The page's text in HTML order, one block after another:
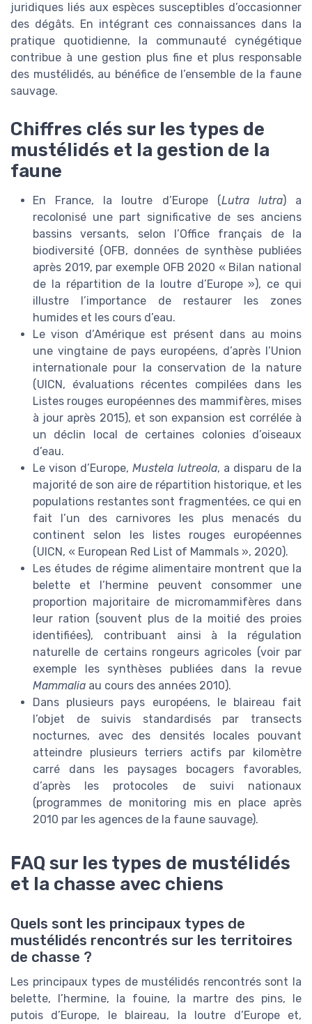
juridiques liés aux espèces susceptibles d’occasionner
des dégâts. En intégrant ces connaissances dans la
pratique quotidienne, la communauté cynégétique
contribue à une gestion plus fine et plus responsable
des mustélidés, au bénéfice de l’ensemble de la faune
sauvage.
Chiffres clés sur les types de
mustélidés et la gestion de la
faune
En France, la loutre d’Europe (Lutra lutra) a
recolonisé une part significative de ses anciens
bassins versants, selon l’Office français de la
biodiversité (OFB, données de synthèse publiées
après 2019, par exemple OFB 2020 « Bilan national
de la répartition de la loutre d’Europe »), ce qui
illustre l’importance de restaurer les zones
humides et les cours d’eau.
Le vison d’Amérique est présent dans au moins
une vingtaine de pays européens, d’après l’Union
internationale pour la conservation de la nature
(UICN, évaluations récentes compilées dans les
Listes rouges européennes des mammifères, mises
à jour après 2015), et son expansion est corrélée à
un déclin local de certaines colonies d’oiseaux
d’eau.
Le vison d’Europe,Mustela lutreola, a disparu de la
majorité de son aire de répartition historique, et les
populations restantes sont fragmentées, ce qui en
fait l’un des carnivores les plus menacés du
continent selon les listes rouges européennes
(UICN, « European Red List of Mammals », 2020).
Les études de régime alimentaire montrent que la
belette et l’hermine peuvent consommer une
proportion majoritaire de micromammifères dans
leur ration (souvent plus de la moitié des proies
identifiées), contribuant ainsi à la régulation
naturelle de certains rongeurs agricoles (voir par
exemple les synthèses publiées dans la revue
Mammalia au cours des années 2010).
Dans plusieurs pays européens, le blaireau fait
l’objet de suivis standardisés par transects
nocturnes, avec des densités locales pouvant
atteindre plusieurs terriers actifs par kilomètre
carré dans les paysages bocagers favorables,
d’après les protocoles de suivi nationaux
(programmes de monitoring mis en place après
2010 par les agences de la faune sauvage).
FAQ sur les types de mustélidés
et la chasse avec chiens
Quels sont les principaux types de
mustélidés rencontrés sur les territoires
de chasse ?
Les principaux types de mustélidés rencontrés sont la
belette, l’hermine, la fouine, la martre des pins, le
putois d’Europe, le blaireau, la loutre d’Europe et,